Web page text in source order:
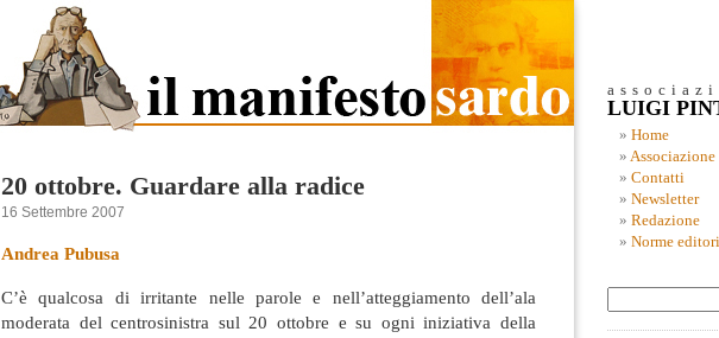
20 ottobre. Guardare alla radice
16 Settembre 2007
Andrea Pubusa
C’è qualcosa di irritante nelle parole e nell’atteggiamento dell’ala
moderata del centrosinistra sul 20 ottobre e su ogni iniziativa della
LUIGI
Home
Associazione
Contatti
Newsletter
Redazione
Norme